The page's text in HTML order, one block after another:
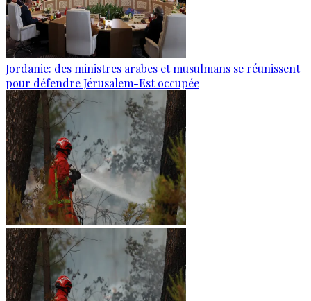
Jordanie: des ministres arabes et musulmans se réunissent
pour défendre Jérusalem-Est occupée